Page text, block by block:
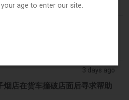
3 days ago
烟店在货车撞破店面后寻求帮助
age to enter our site.